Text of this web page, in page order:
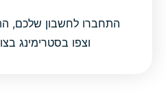
התחברו לחשבון שלכם,
וצפו בסטרימינג